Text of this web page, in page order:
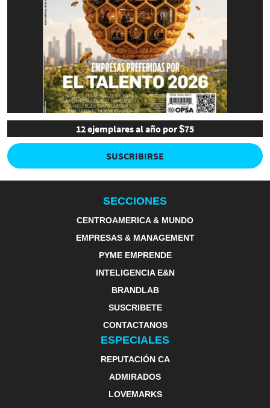
12 ejemplares al año por $75
SUSCRIBIRSE
SECCIONES
CENTROAMERICA & MUNDO
EMPRESAS & MANAGEMENT
PYME EMPRENDE
INTELIGENCIA E&N
BRANDLAB
SUSCRIBETE
CONTACTANOS
ESPECIALES
REPUTACIÓN CA
ADMIRADOS
LOVEMARKS